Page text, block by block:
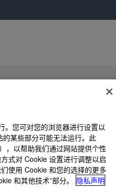
。您可对您的浏览器进行设置以
某些部分可能无法运行。此
，以帮助我们通过网站提供个性
式对 Cookie 设置进行调整以启
使用 Cookie 和您的选择的更多
和其他技术”部分。
隐私声明